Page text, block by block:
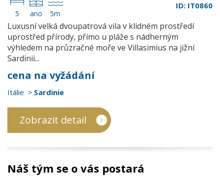
5 ano 5m
ID: IT0860
Luxusní velká dvoupatrová vila v klidném prostředí
uprostřed přírody, přímo u pláže s nádherným
výhledem na průzračné moře ve Villasimius na jižní
Sardinii...
cena na vyžádání
Itálie Sardinie
Zobrazit detail
Náš tým se o vás postará